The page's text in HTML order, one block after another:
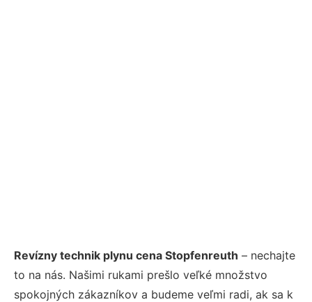
Revízny technik plynu cena Stopfenreuth – nechajte
to na nás. Našimi rukami prešlo veľké množstvo
spokojných zákazníkov a budeme veľmi radi, ak sa k